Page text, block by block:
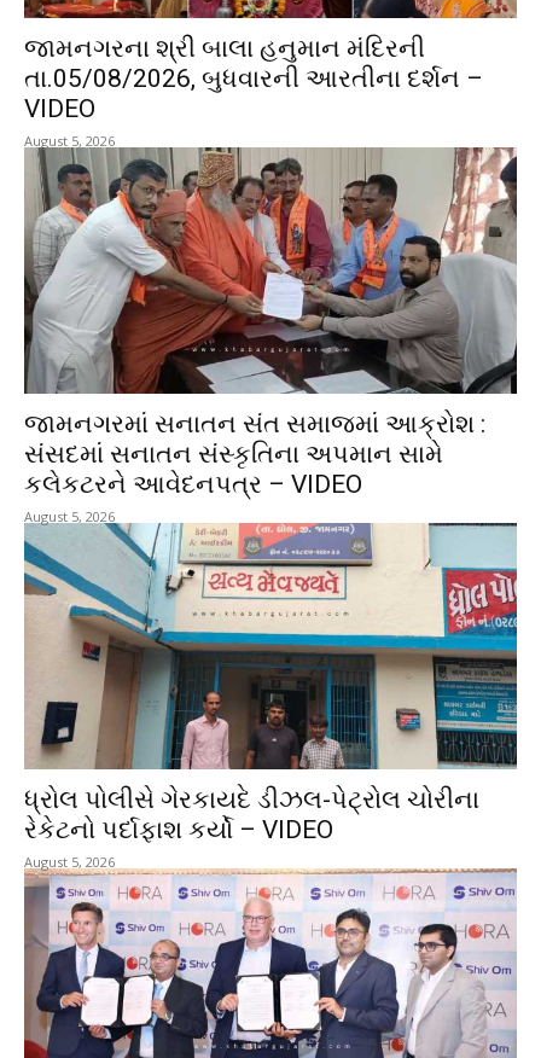
જામનગરના શ્રી બાલા હનુમાન મંદિરની
તા.05/08/2026, બુધવારની આરતીના દર્શન –
VIDEO
August 5, 2026
જામનગરમાં સનાતન સંત સમાજમાં આક્રોશ :
સંસદમાં સનાતન સંસ્કૃતિના અપમાન સામે
કલેકટરને આવેદનપત્ર – VIDEO
August 5, 2026
ધ્રોલ પોલીસે ગેરકાયદે ડીઝલ-પેટ્રોલ ચોરીના
રેકેટનો પર્દાફાશ કર્યો – VIDEO
August 5, 2026